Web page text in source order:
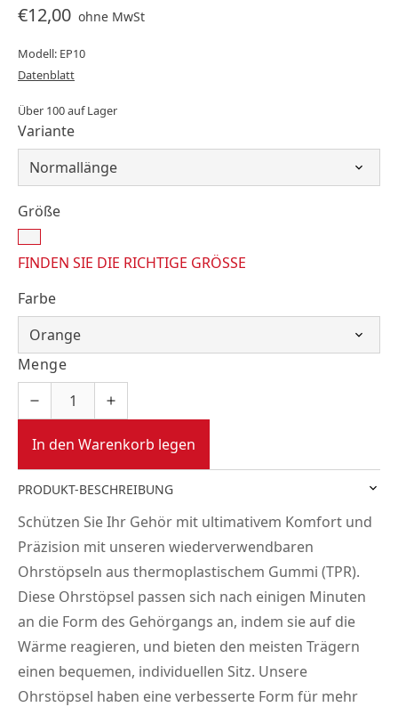
€12,00 ohne MwSt
Modell: EP10
Datenblatt
Über 100 auf Lager
Variante
Größe
FINDEN SIE DIE RICHTIGE GRÖSSE
Farbe
Menge
In den Warenkorb legen
PRODUKT-BESCHREIBUNG
Schützen Sie Ihr Gehör mit ultimativem Komfort und
Präzision mit unseren wiederverwendbaren
Ohrstöpseln aus thermoplastischem Gummi (TPR).
Diese Ohrstöpsel passen sich nach einigen Minuten
an die Form des Gehörgangs an, indem sie auf die
Wärme reagieren, und bieten den meisten Trägern
einen bequemen, individuellen Sitz. Unsere
Ohrstöpsel haben eine verbesserte Form für mehr